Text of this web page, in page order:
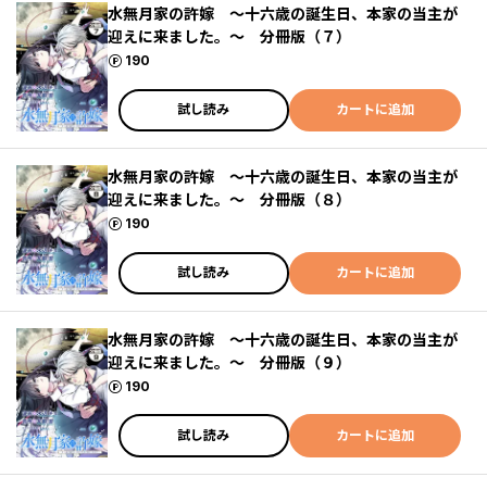
水無月家の許嫁 ～十六歳の誕生日、本家の当主が
迎えに来ました。～ 分冊版（７）
190
ポイント
試し読み カートに追加
水無月家の許嫁 ～十六歳の誕生日、本家の当主が
迎えに来ました。～ 分冊版（８）
190
ポイント
試し読み カートに追加
水無月家の許嫁 ～十六歳の誕生日、本家の当主が
迎えに来ました。～ 分冊版（９）
190
ポイント
試し読み カートに追加